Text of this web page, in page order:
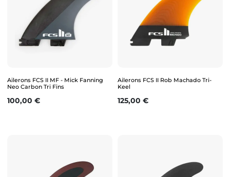
Ailerons FCS II MF - Mick Fanning
Neo Carbon Tri Fins
Prix
100,00 €
Ailerons FCS II Rob Machado Tri-
Keel
Prix
125,00 €